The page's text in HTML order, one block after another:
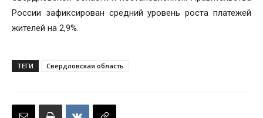
России зафиксирован средний уровень роста платежей
жителей на 2,9%.
ТЕГИ Свердловская область